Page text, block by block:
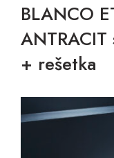
BLANCO
+ rešetka